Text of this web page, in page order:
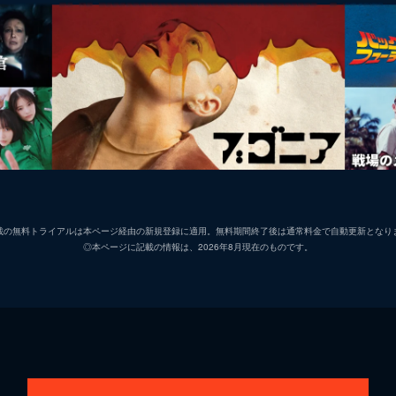
無料トライアルは本ページ経由の新規登録に適用。無料期間終了後は通常料金で自動更新となり
◎本ページに記載の情報は、2026年8月現在のものです。